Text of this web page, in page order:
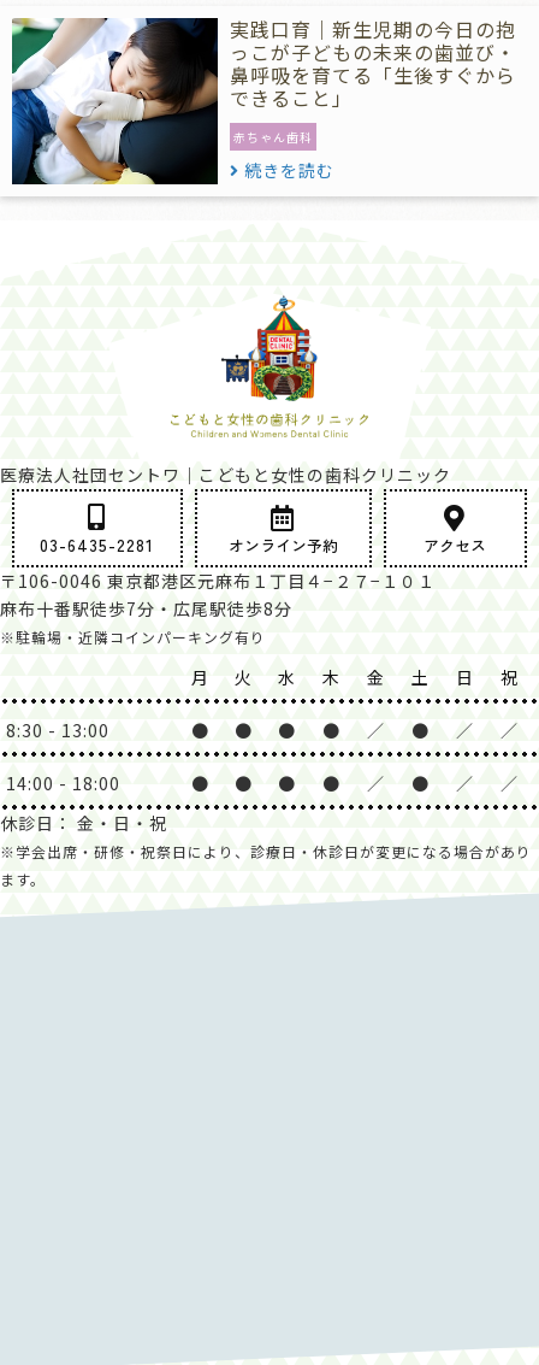
実践口育｜新生児期の今日の抱
っこが子どもの未来の歯並び・
鼻呼吸を育てる「生後すぐから
できること」
赤ちゃん歯科
続きを読む
医療法人社団セントワ｜こどもと女性の歯科クリニック
03-6435-2281 オンライン予約 アクセス
〒106-0046 東京都港区元麻布１丁目４−２７−１０１
麻布十番駅徒歩7分・広尾駅徒歩8分
※駐輪場・近隣コインパーキング有り
月 火 水 木 金 土 日 祝
8:30 - 13:00 ● ● ● ● ／ ● ／ ／
14:00 - 18:00 ● ● ● ● ／ ● ／
／
休診日： 金・日・祝
※学会出席・研修・祝祭日により、診療日・休診日が変更になる場合があり
ます。